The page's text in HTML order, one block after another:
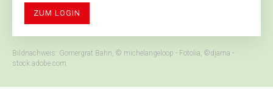
ZUM LOGIN
Bildnachweis: Gornergrat Bahn, © michelangeloop - Fotolia, ©djama -
stock.adobe.com